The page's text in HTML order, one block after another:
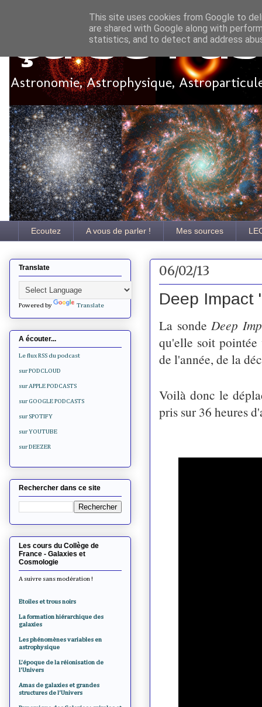
Ça se
Astronomie, Astrophysique,
Ecoutez A vous de parler ! Mes sources
06/02/13
Deep Impact
La sonde Deep
qu'elle soit
de l'année, de la
Voilà donc le
pris sur 36 heures
Translate
Powered by Translate
A écouter...
Le flux RSS du podcast
sur PODCLOUD
sur APPLE PODCASTS
sur GOOGLE PODCASTS
sur SPOTIFY
sur YOUTUBE
sur DEEZER
Rechercher dans ce site
Les cours du Collège de
France - Galaxies et
Cosmologie
A suivre sans modération !
Etoiles et trous noirs
La formation hiérarchique des
galaxies
Les phénomènes variables en
astrophysique
L'époque de la réionisation de
l'Univers
Amas de galaxies et grandes
structures de l'Univers
This site uses cookies from Google to
are shared with Google along with
statistics, and to detect and address